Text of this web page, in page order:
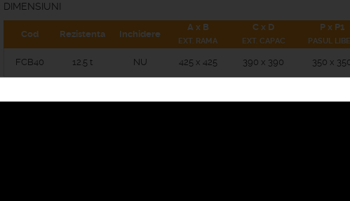
DIMENSIUNI
Cod Rezistenta Inchidere
A x B
EXT. RAMA
C x D
EXT. CAPAC
P x P1
PASUL
FCB40 12.5 t NU 425 x 425 390 x 390 350 x